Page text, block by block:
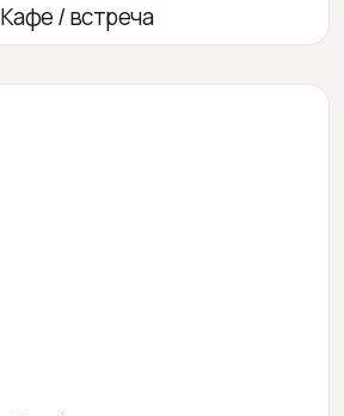
Кафе / встреча